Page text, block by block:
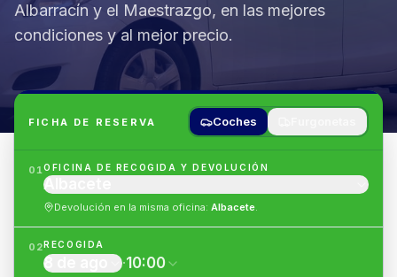
Albarracín y el Maestrazgo, en las mejores
condiciones y al mejor precio.
FICHA DE RESERVA Coches
01OFICINA DE RECOGIDA Y DEVOLUCIÓN
Albacete
Devolución en la misma oficina:Albacete.
02RECOGIDA
8 de ago ·10:00